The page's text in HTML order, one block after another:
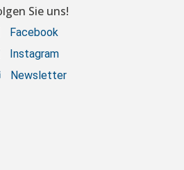
Sie uns!
Facebook
Instagram
Newsletter